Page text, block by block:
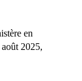
en
2025,